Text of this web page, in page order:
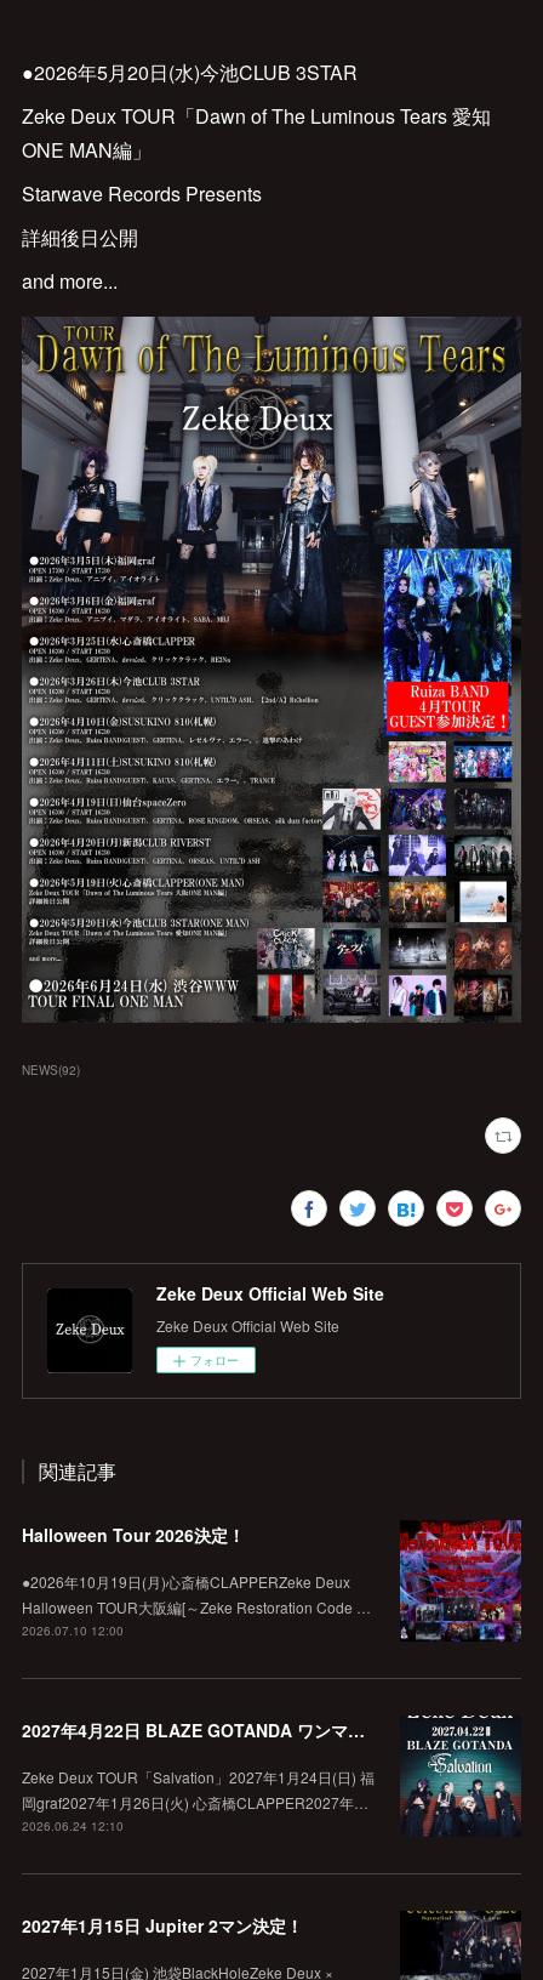
●2026年5月20日(水)今池CLUB 3STAR
Zeke Deux TOUR「Dawn of The Luminous Tears 愛知
ONE MAN編」
Starwave Records Presents
詳細後日公開
and more...
NEWS(92)
Zeke Deux Official Web Site
Zeke Deux Official Web Site
フォロー
関連記事
Halloween Tour 2026決定！
●2026年10月19日(月)心斎橋CLAPPERZeke Deux
Halloween TOUR大阪編[～Zeke Restoration Code …
2026.07.10 12:00
2027年4月22日 BLAZE GOTANDA ワンマン決定！
Zeke Deux TOUR「Salvation」2027年1月24日(日) 福
岡graf2027年1月26日(火) 心斎橋CLAPPER2027年…
2026.06.24 12:10
2027年1月15日 Jupiter 2マン決定！
2027年1月15日(金) 池袋BlackHoleZeke Deux ×